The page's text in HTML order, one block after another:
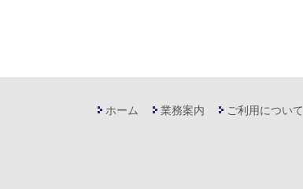
ホーム 業務案内 ご利用について